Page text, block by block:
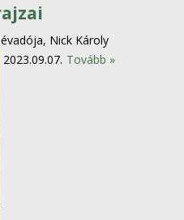
Nick Károly
2023.09.07. Tovább »